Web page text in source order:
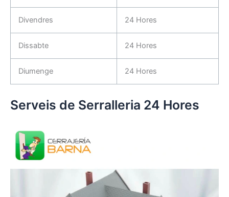
Divendres 24 Hores
Dissabte 24 Hores
Diumenge 24 Hores
Serveis de Serralleria 24 Hores